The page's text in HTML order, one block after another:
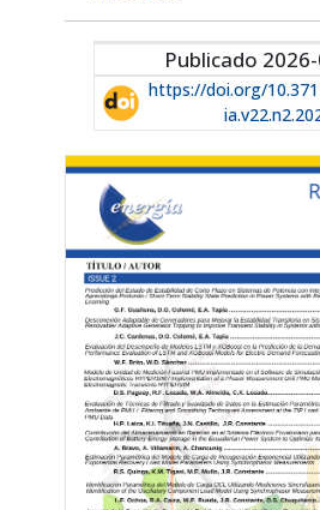
Publicado
https://doi.org/